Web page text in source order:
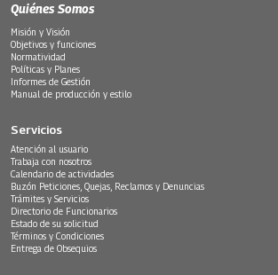
Quiénes Somos
Misión y Visión
Objetivos y funciones
Normatividad
Políticas y Planes
Informes de Gestión
Manual de producción y estilo
Servicios
Atención al usuario
Trabaja con nosotros
Calendario de actividades
Buzón Peticiones, Quejas, Reclamos y Denuncias
Trámites y Servicios
Directorio de Funcionarios
Estado de su solicitud
Términos y Condiciones
Entrega de Obsequios